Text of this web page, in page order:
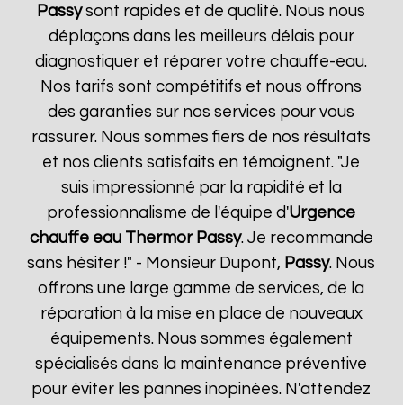
Passysont rapides et de qualité. Nous nous
déplaçons dans les meilleurs délais pour
diagnostiquer et réparer votre chauffe-eau.
Nos tarifs sont compétitifs et nous offrons
des garanties sur nos services pour vous
rassurer. Nous sommes fiers de nos résultats
et nos clients satisfaits en témoignent. "Je
suis impressionné par la rapidité et la
professionnalisme de l'équipe d'Urgence
chauffe eau Thermor Passy. Je recommande
sans hésiter !" - Monsieur Dupont, Passy. Nous
offrons une large gamme de services, de la
réparation à la mise en place de nouveaux
équipements. Nous sommes également
spécialisés dans la maintenance préventive
pour éviter les pannes inopinées. N'attendez